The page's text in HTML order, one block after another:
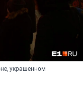
украшенном